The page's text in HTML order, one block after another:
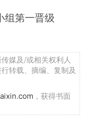
组第一晋级
媒及/或相关权利人
转载、摘编、复制及
，获得书面